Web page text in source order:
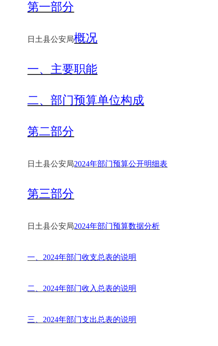
第一部分
日土县公安局概况
一、主要职能
二、部门预算单位构成
第二部分
日土县公安局2024年部门预算公开明细表
第三部分
日土县公安局2024年部门预算数据分析
一、 2024年部门收支总表的说明
二、 2024年部门收入总表的说明
三、 2024年部门支出总表的说明